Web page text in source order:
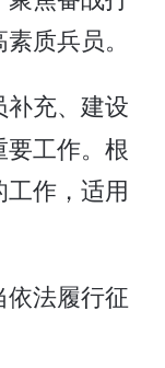
质兵员。
充、建设
工作。根
作，适用
法履行征